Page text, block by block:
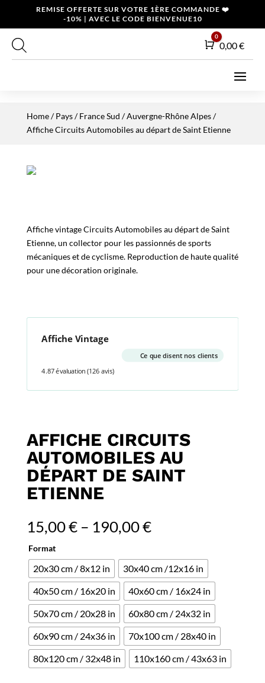
REMISE OFFERTE SUR VOTRE 1ÈRE COMMANDE ❤️
-10% | AVEC LE CODE BIENVENUE10
Panier
0
0,00€
Home/Pays/France Sud /Auvergne-Rhône Alpes/
Affiche Circuits Automobiles au départ de Saint Etienne
Affiche vintage Circuits Automobiles au départ de Saint
Etienne, un collector pour les passionnés de sports
mécaniques et de cyclisme. Reproduction de haute qualité
pour une décoration originale.
Affiche Vintage
Ce que disent nos clients
4.87 évaluation (126 avis)
AFFICHE CIRCUITS
AUTOMOBILES AU
DÉPART DE SAINT
ETIENNE
15,00€– 190,00€
Format
20x30 cm / 8x12 in
30x40 cm /12x16 in
40x50 cm / 16x20 in
40x60 cm / 16x24 in
50x70 cm / 20x28 in
60x80 cm / 24x32 in
60x90 cm / 24x36 in
70x100 cm / 28x40 in
80x120 cm / 32x48 in
110x160 cm / 43x63 in